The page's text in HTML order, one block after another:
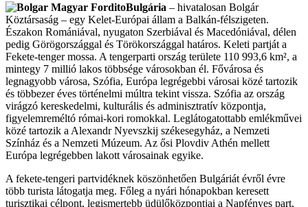
Bulgária – hivatalosan Bolgár
Köztársaság – egy Kelet-Európai állam a Balkán-félszigeten.
Északon Romániával, nyugaton Szerbiával és Macedóniával, délen
pedig Görögországgal és Törökországgal határos. Keleti partját a
Fekete-tenger mossa. A tengerparti ország területe 110 993,6 km², a
mintegy 7 millió lakos többsége városokban él. Fővárosa és
legnagyobb városa, Szófia, Európa legrégebbi városai közé tartozik
és többezer éves történelmi múltra tekint vissza. Szófia az ország
virágzó kereskedelmi, kulturális és adminisztratív központja,
figyelemreméltó római-kori romokkal. Leglátogatottabb emlékművei
közé tartozik a Alexandr Nyevszkij székesegyház, a Nemzeti
Színház és a Nemzeti Múzeum. Az ősi Plovdiv Athén mellett
Európa legrégebben lakott városainak egyike.
A fekete-tengeri partvidéknek köszönhetően Bulgáriát évről évre
több turista látogatja meg. Főleg a nyári hónapokban keresett
turisztikai célpont, legismertebb üdülőközpontjai a Napfényes part,